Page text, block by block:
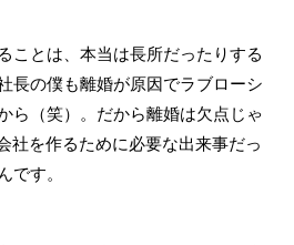
ことは、本当は長所だったりする
長の僕も離婚が原因でラブローシ
ら（笑）。だから離婚は欠点じゃ
社を作るために必要な出来事だっ
です。